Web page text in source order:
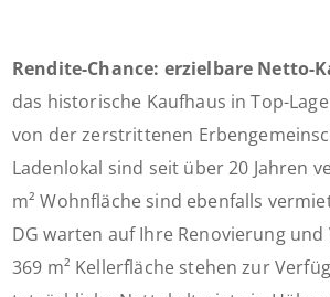
Rendite-Chance: erzielbare Netto-
das historische Kaufhaus in Top-
von der zerstrittenen
Ladenlokal sind seit über 20 Jahren
m² Wohnfläche sind ebenfalls
DG warten auf Ihre Renovierung
369 m² Kellerfläche stehen zur